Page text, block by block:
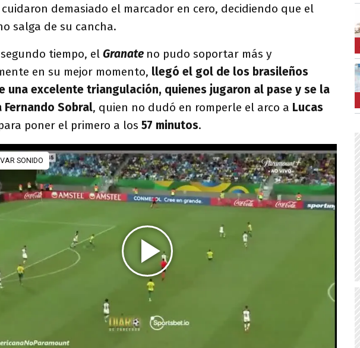
demasiado el marcador en cero, decidiendo que el
salga de su cancha.
tiempo, el Granate no pudo soportar más y
en su mejor momento, llegó el gol de los brasileños
una excelente triangulación, quienes jugaron al pase y se la
Fernando Sobral, quien no dudó en romperle el arco a Lucas
poner el primero a los 57 minutos.